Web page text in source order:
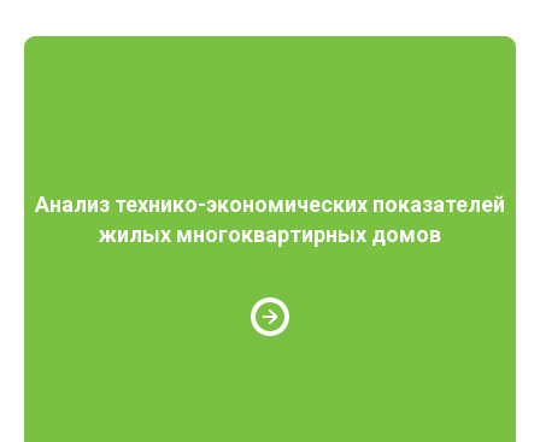
Анализ технико-экономических показателей
жилых многоквартирных домов